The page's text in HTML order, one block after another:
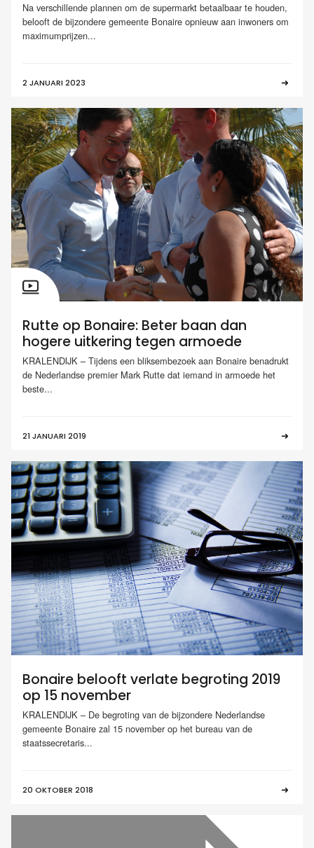
Na verschillende plannen om de supermarkt betaalbaar te houden,
belooft de bijzondere gemeente Bonaire opnieuw aan inwoners om
maximumprijzen...
2 JANUARI 2023
Rutte op Bonaire: Beter baan dan
hogere uitkering tegen armoede
KRALENDIJK – Tijdens een bliksembezoek aan Bonaire benadrukt
de Nederlandse premier Mark Rutte dat iemand in armoede het
beste...
21 JANUARI 2019
Bonaire belooft verlate begroting 2019
op 15 november
KRALENDIJK – De begroting van de bijzondere Nederlandse
gemeente Bonaire zal 15 november op het bureau van de
staatssecretaris...
20 OKTOBER 2018